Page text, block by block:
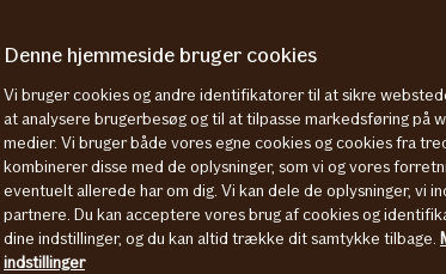
Interview med Philip Thörn
Denne hjemmeside bruger cookies
Vi bruger cookies og andre identifikatorer til at sikre
at analysere brugerbesøg og til at tilpasse markedsføring på
medier. Vi bruger både vores egne cookies og cookies fra
kombinerer disse med de oplysninger, som vi og vores
eventuelt allerede har om dig. Vi kan dele de oplysninger, vi
partnere. Du kan acceptere vores brug af cookies og
dine indstillinger, og du kan altid trække dit samtykke tilbage.
indstillinger